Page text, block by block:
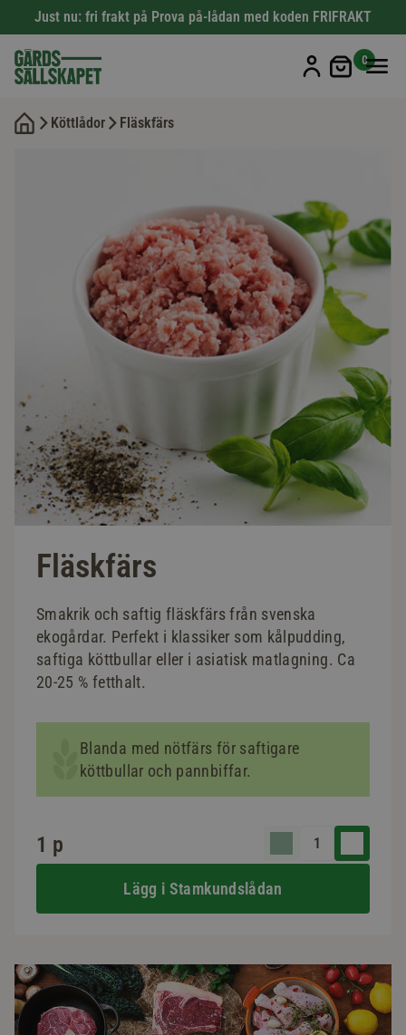
Just nu: fri frakt på Prova på-lådan med koden FRIFRAKT
Min
0
Köttlådor Fläskfärs
Fläskfärs
Smakrik och saftig fläskfärs från svenska
ekogårdar. Perfekt i klassiker som kålpudding,
saftiga köttbullar eller i asiatisk matlagning. Ca
20-25 % fetthalt.
Blanda med nötfärs för saftigare
köttbullar och pannbiffar.
1 p
Lägg i Stamkundslådan